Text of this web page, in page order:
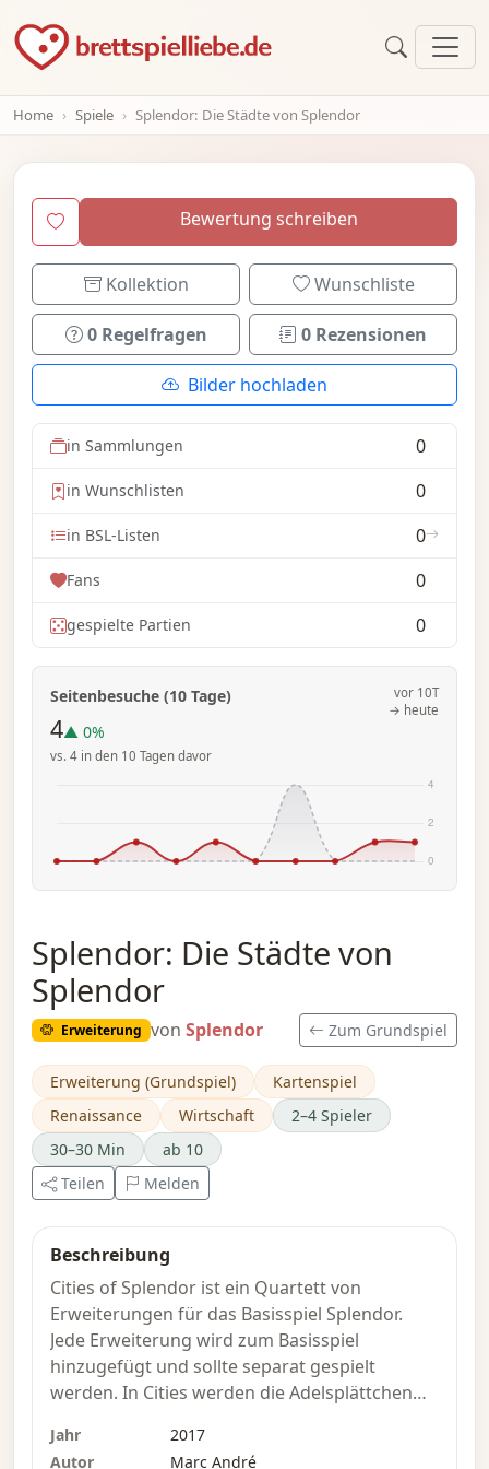
Home Spiele Splendor: Die Städte von Splendor
Bewertung schreiben
Kollektion Wunschliste
0 Regelfragen 0 Rezensionen
Bilder hochladen
in Sammlungen 0
in Wunschlisten 0
in BSL-Listen 0
Fans 0
gespielte Partien 0
Seitenbesuche (10 Tage)
4▲ 0%
vs. 4 in den 10 Tagen davor
vor 10T
→ heute
Splendor: Die Städte von
Splendor
Erweiterung von Splendor Zum Grundspiel
Erweiterung (Grundspiel)
Kartenspiel
Renaissance
Wirtschaft
2–4 Spieler
30–30 Min
ab 10
Teilen
Melden
Beschreibung
Cities of Splendor ist ein Quartett von
Erweiterungen für das Basisspiel Splendor.
Jede Erweiterung wird zum Basisspiel
hinzugefügt und sollte separat gespielt
werden. In Cities werden die Adelsplättchen
(die zufällig aus einem Pool von 14 Plättchen
Jahr
2017
Autor
Marc André